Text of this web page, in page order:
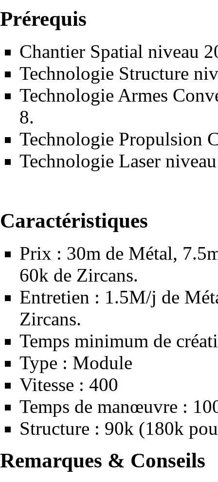
Prérequis
Chantier Spatial niveau
Technologie Structure
Technologie Armes
8.
Technologie Propulsion
Technologie Laser
Caractéristiques
Prix : 30m de Métal,
60k de Zircans.
Entretien : 1.5M/j de
Zircans.
Temps minimum de
Type : Module
Vitesse : 400
Temps de manœuvre :
Structure : 90k (180k
Remarques & Conseils